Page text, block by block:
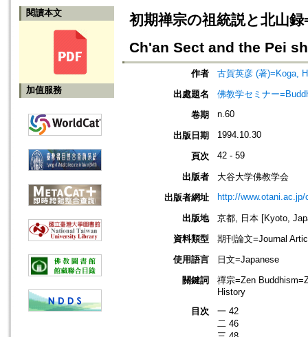
閱讀本文
加值服務
初期禅宗の祖統説と北山
Ch'an Sect and the Pei
作者
古賀英彦 (著)=Koga,
出處題名
佛教学セミナー
卷期
n.60
出版日期 1994.10.30
頁次 42 - 59
出版者
大谷大学佛教学会
出版者網址
http://
出版地
京都, 日本 [Kyoto,
資料類型
期刊論文=Journal
使用語言
日文=Japanese
關鍵詞
禪宗=Zen
History
目次
一 42
二 46